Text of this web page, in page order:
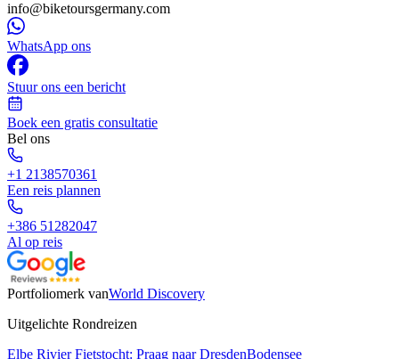
info@biketoursgermany.com
WhatsApp ons
Stuur ons een bericht
Boek een gratis consultatie
Bel ons
+1 2138570361
Een reis plannen
+386 51282047
Al op reis
Portfoliomerk vanWorld Discovery
Uitgelichte Rondreizen
Elbe Rivier Fietstocht: Praag naar DresdenBodensee